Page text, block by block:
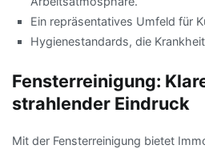
Ein repräsentatives Umfeld für
Hygienestandards, die
Fensterreinigung:
strahlender Eindruck
Mit der Fensterreinigung bietet